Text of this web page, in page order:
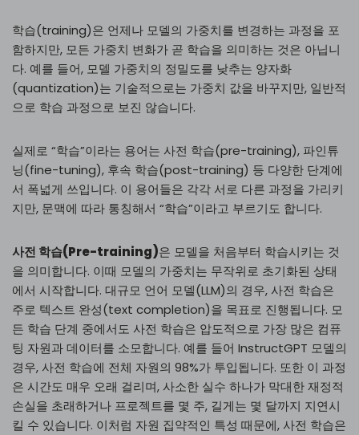
학습(training)은 언제나 모델의 가중치를 변경하는 과정을 포
함하지만, 모든 가중치 변화가 곧 학습을 의미하는 것은 아닙니
다. 예를 들어, 모델 가중치의 정밀도를 낮추는 양자화
(quantization)는 기술적으로는 가중치 값을 바꾸지만, 일반적
으로 학습 과정으로 보진 않습니다.
실제로 “학습”이라는 용어는 사전 학습(pre-training), 파인튜
닝(fine-tuning), 후속 학습(post-training) 등 다양한 단계에
서 폭넓게 쓰입니다. 이 용어들은 각각 서로 다른 과정을 가리키
지만, 문맥에 따라 통칭해서 “학습”이라고 부르기도 합니다.
사전 학습(Pre-training)은 모델을 처음부터 학습시키는 것
을 의미합니다. 이때 모델의 가중치는 무작위로 초기화된 상태
에서 시작합니다. 대규모 언어 모델(LLM)의 경우, 사전 학습은
주로 텍스트 완성(text completion)을 목표로 진행됩니다. 모
든 학습 단계 중에서도 사전 학습은 압도적으로 가장 많은 컴퓨
팅 자원과 데이터를 소모합니다. 예를 들어 InstructGPT 모델의
경우, 사전 학습에 전체 자원의 98%가 투입됩니다. 또한 이 과정
은 시간도 매우 오래 걸리며, 사소한 실수 하나가 막대한 재정적
손실을 초래하거나 프로젝트를 몇 주​, 길게는 몇 달까지 지연시
킬 수 있습니다. 이처럼 자원 집약적인 특성 때문에, 사전 학습은